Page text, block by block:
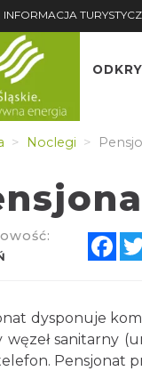
INFORMACJA
Noclegi
dysponuje
węzeł sanitarny
Pensjonat